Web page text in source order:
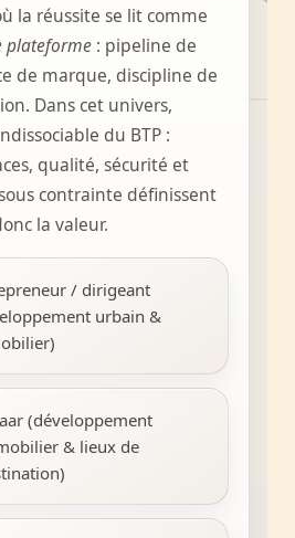
la réussite se lit comme
plateforme : pipeline de
de marque, discipline de
Dans cet univers,
du BTP :
qualité, sécurité et
contrainte définissent
la valeur.
/ dirigeant
urbain &
(développement
& lieux de